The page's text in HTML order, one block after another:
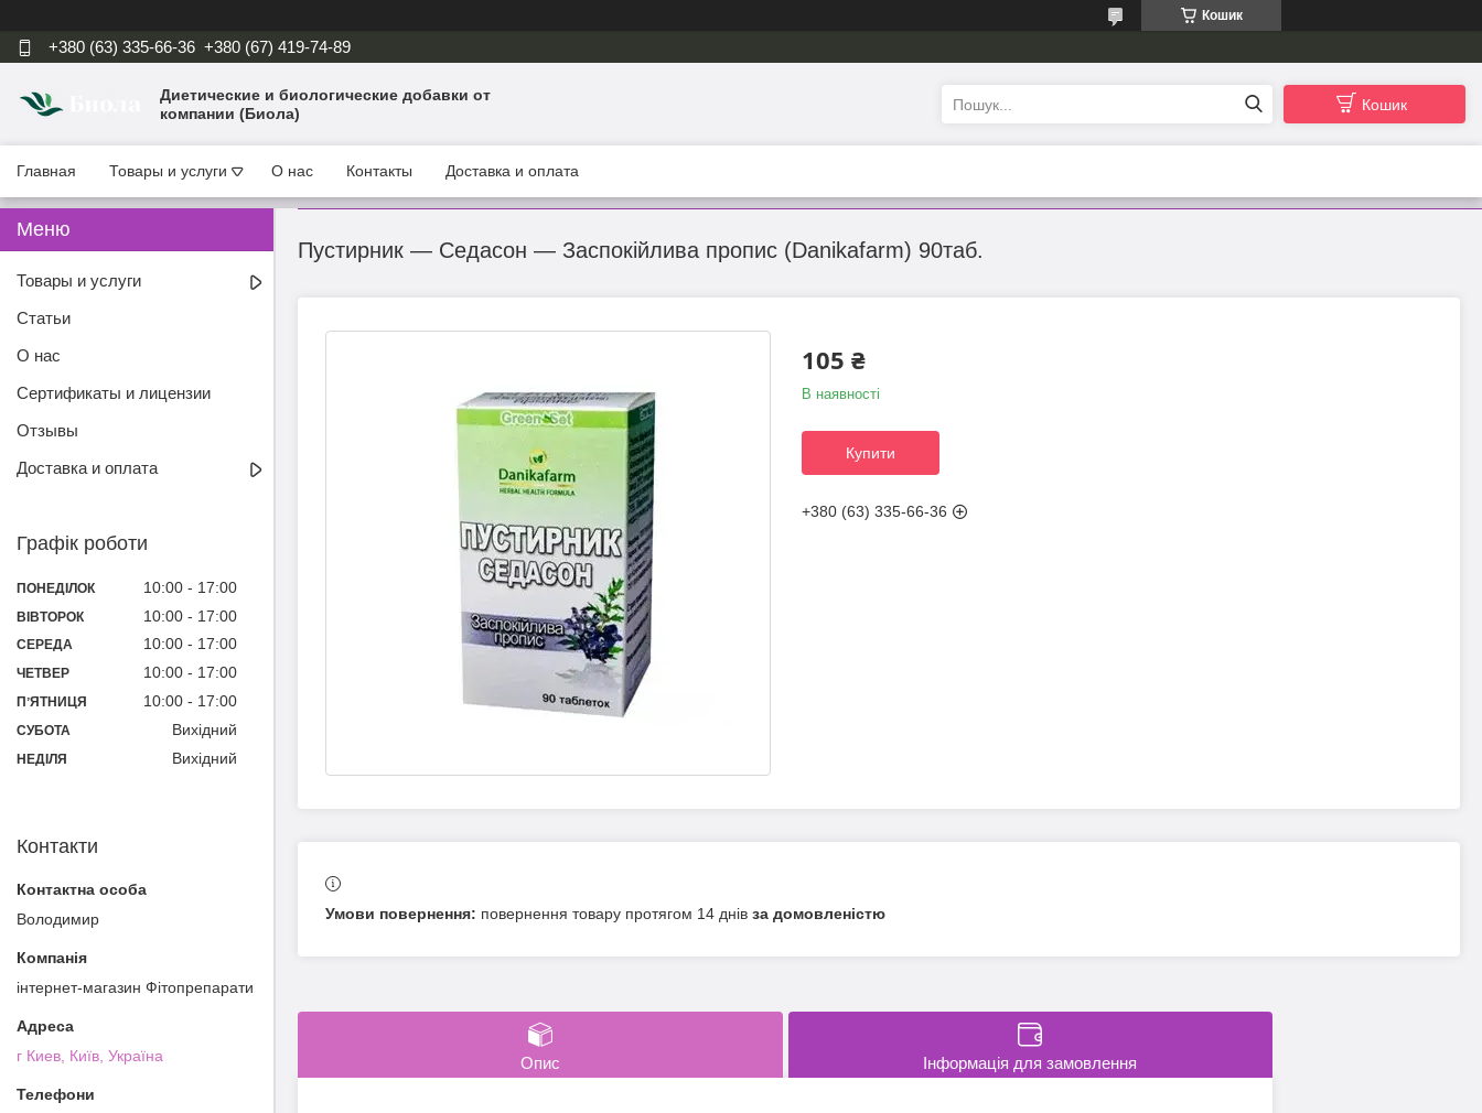
Кошик
+380 (63) 335-66-36 +380 (67) 419-74-89
Диетические и биологические добавки от
компании (Биола)
Кошик
Главная Товары и услуги О нас Контакты Доставка и оплата
Пустирник — Седасон — Заспокійлива пропис (Danikafarm) 90таб.
105 ₴
В наявності
Купити
+380 (63) 335-66-36
повернення товару протягом 14 днів за домовленістю
Опис Інформація для замовлення
Товары и услуги
Статьи
О нас
Сертификаты и лицензии
Отзывы
Доставка и оплата
Графік роботи
ПОНЕДІЛОК 10:00 17:00
ВІВТОРОК 10:00 17:00
СЕРЕДА 10:00 17:00
ЧЕТВЕР 10:00 17:00
ПʼЯТНИЦЯ 10:00 17:00
СУБОТА Вихідний
НЕДІЛЯ Вихідний
Контакти
Володимир
інтернет-магазин Фітопрепарати
г Киев, Київ, Україна